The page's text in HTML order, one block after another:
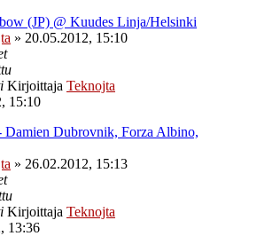
(JP) @ Kuudes Linja/Helsinki
» 20.05.2012, 15:10
Kirjoittaja Teknojta
15:10
Damien Dubrovnik, Forza Albino,
» 26.02.2012, 15:13
Kirjoittaja Teknojta
13:36